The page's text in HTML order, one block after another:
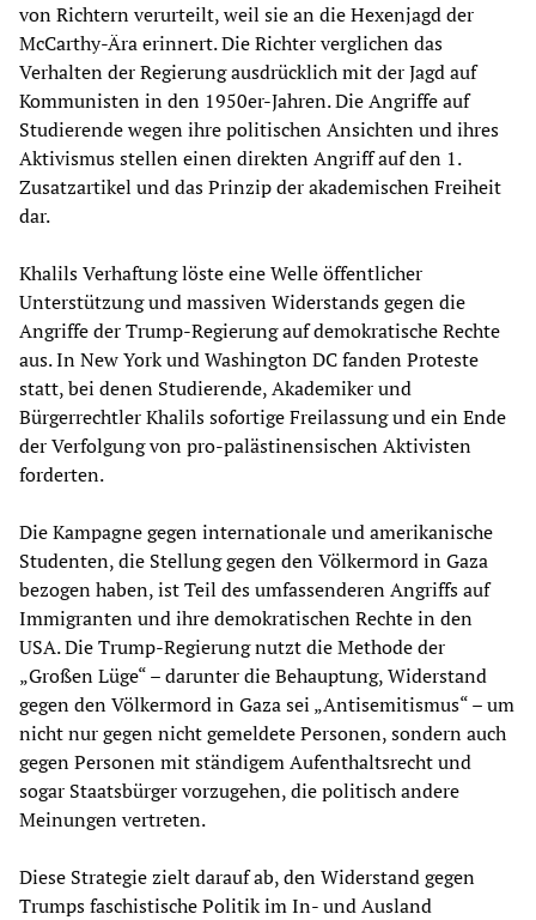
von Richtern verurteilt, weil sie an die Hexenjagd der
McCarthy-Ära erinnert. Die Richter verglichen das
Verhalten der Regierung ausdrücklich mit der Jagd auf
Kommunisten in den 1950er-Jahren. Die Angriffe auf
Studierende wegen ihre politischen Ansichten und ihres
Aktivismus stellen einen direkten Angriff auf den 1.
Zusatzartikel und das Prinzip der akademischen Freiheit
dar.
Khalils Verhaftung löste eine Welle öffentlicher
Unterstützung und massiven Widerstands gegen die
Angriffe der Trump-Regierung auf demokratische Rechte
aus. In New York und Washington DC fanden Proteste
statt, bei denen Studierende, Akademiker und
Bürgerrechtler Khalils sofortige Freilassung und ein Ende
der Verfolgung von pro-palästinensischen Aktivisten
forderten.
Die Kampagne gegen internationale und amerikanische
Studenten, die Stellung gegen den Völkermord in Gaza
bezogen haben, ist Teil des umfassenderen Angriffs auf
Immigranten und ihre demokratischen Rechte in den
USA. Die Trump-Regierung nutzt die Methode der
„Großen Lüge“ – darunter die Behauptung, Widerstand
gegen den Völkermord in Gaza sei „Antisemitismus“ – um
nicht nur gegen nicht gemeldete Personen, sondern auch
gegen Personen mit ständigem Aufenthaltsrecht und
sogar Staatsbürger vorzugehen, die politisch andere
Meinungen vertreten.
Diese Strategie zielt darauf ab, den Widerstand gegen
Trumps faschistische Politik im In- und Ausland